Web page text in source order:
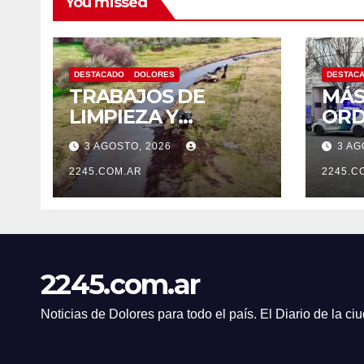
DESTACADO DOLORES
TRABAJOS DE
LIMPIEZA Y
MANTENIMIENTO
EN EL CANAL LA
PICASA
3 AGOSTO, 2026
2245.COM.AR
3
2245.com.ar
Noticias de Dolores para todo el país. El Diario de la